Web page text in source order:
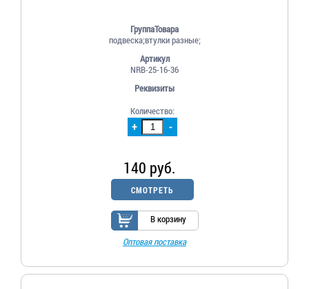
ГруппаТовара
подвеска;втулки разные;
Артикул
NRB-25-16-36
Реквизиты
+ -
Количество:
140 руб.
СМОТРЕТЬ
В корзину
Оптовая поставка